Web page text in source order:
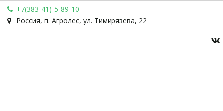
+7(383-41)-5-89-10
Россия, п. Агролес, ул. Тимирязева, 22